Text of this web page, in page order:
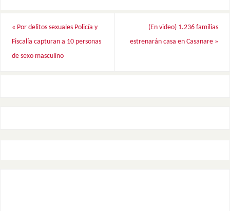
« Por delitos sexuales Policía y
Fiscalía capturan a 10 personas
de sexo masculino
(En video) 1.236 familias
estrenarán casa en Casanare »